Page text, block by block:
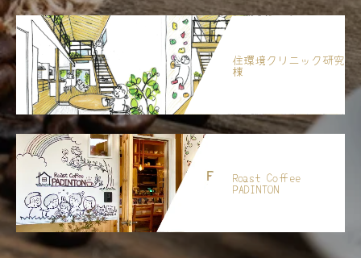
住環境クリニック研究
棟
Roast Coffee
PADINTON